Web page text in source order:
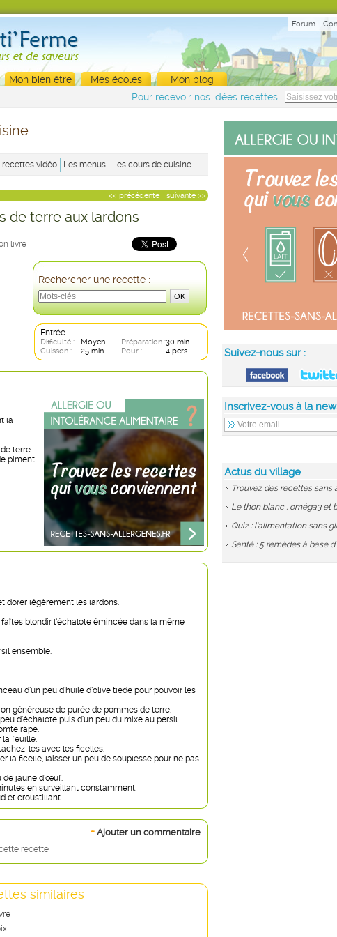
Forum -
Mon bien être Mes écoles
Mon blog
Pour recevoir nos idées recettes :
Suivez-nous sur :
Inscrivez-vous à la
Actus du village
Trouvez des recettes sans
Le thon blanc : oméga3 et
Quiz : l'alimentation sans
Santé : 5 remèdes à base
recettes vidéo Les menus Les cours de cuisine
suivante >>
<< précédente
de terre aux lardons
livre
Rechercher une recette :
Entrée
Difficulté : Moyen Préparation :30 min
Cuisson :
25 min Pour : 4 pers
la
terre
piment
dorer légèrement les lardons.
faîtes blondir l’échalote émincée dans la même
ensemble.
d’un peu d’huile d’olive tiède pour pouvoir les
généreuse de purée de pommes de terre.
d’échalote puis d’un peu du mixe au persil.
râpé.
la feuille.
les avec les ficelles.
la ficelle, laisser un peu de souplesse pour ne pas
de jaune d’œuf.
en surveillant constamment.
et croustillant.
+ Ajouter un commentaire
recette
similaires